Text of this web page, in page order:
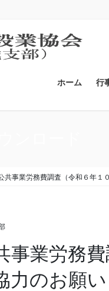
ホーム 行
共事業労務費調査（令和６年１
事業労務
のお願い